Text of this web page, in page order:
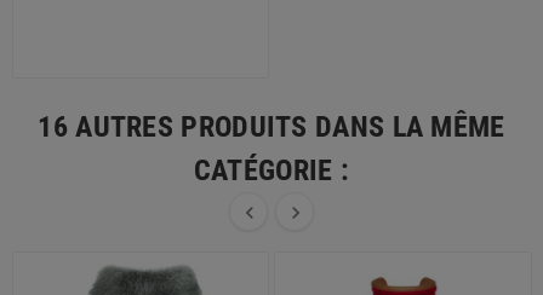
16 AUTRES PRODUITS DANS LA MÊME
CATÉGORIE :
 